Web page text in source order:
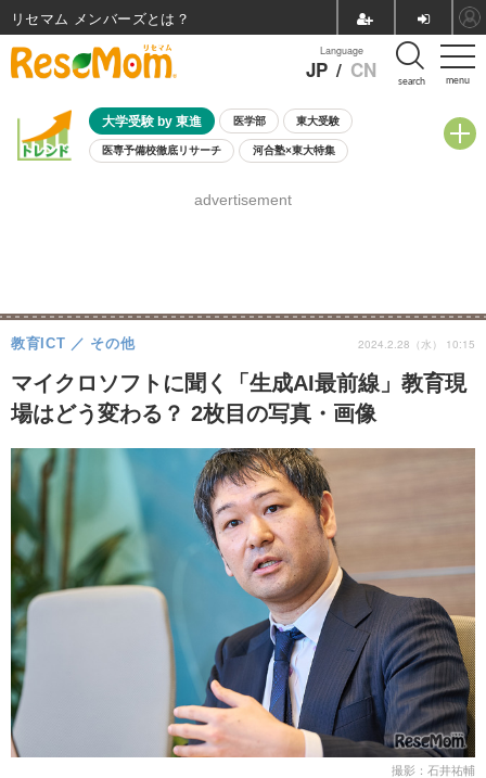
menu
Language
JP / CN search
大学受験 by 東進 医学部 東大受験
医専予備校徹底リサーチ 河合塾×東大特集
8月開催学校説明会・相談会
advertisement
マイクロソフトに聞く「生成AI最前線」教育現
場はどう変わる？ 2枚目の写真・画像
教育ICT その他 2024.2.28（水） 10:15
撮影：石井祐輔
リセマム メンバーズ